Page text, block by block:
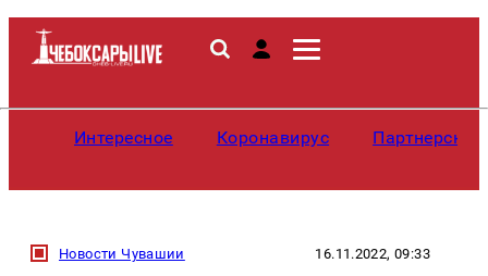
Интересное Коронавирус
Новости Чувашии 16.11.2022, 09:33